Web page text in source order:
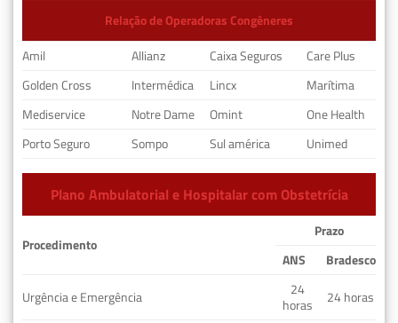
Relação de Operadoras Congêneres
Amil
Allianz Caixa Seguros
Care Plus
Golden Cross
Intermédica Lincx
Marítima
Mediservice
Notre Dame Omint
One Health
Porto Seguro
Sompo Sul américa Unimed
Plano Ambulatorial e Hospitalar com Obstetrícia
Procedimento
Prazo
ANS
Bradesco
Urgência e Emergência
24
horas
24 horas